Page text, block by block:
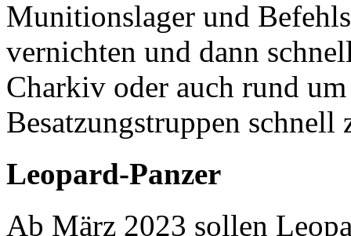
Munitionslager und
vernichten und dann
Charkiv oder auch rund
Besatzungstruppen schnell
Leopard-Panzer
Ab März 2023 sollen